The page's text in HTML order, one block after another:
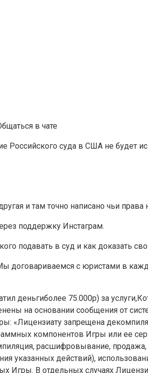
в чате
Российского суда в США не будет
и там точно написано чьи
поддержку Инстаграм.
подавать в суд и как доказать
договариваемся с юристами в
деньгиболее 75.000р) за
на основании сообщения от
«Лицензиату запрещена
компонентов Игры или ее
расшифровывание,
указанных действий),
Игры. В отдельных случаях